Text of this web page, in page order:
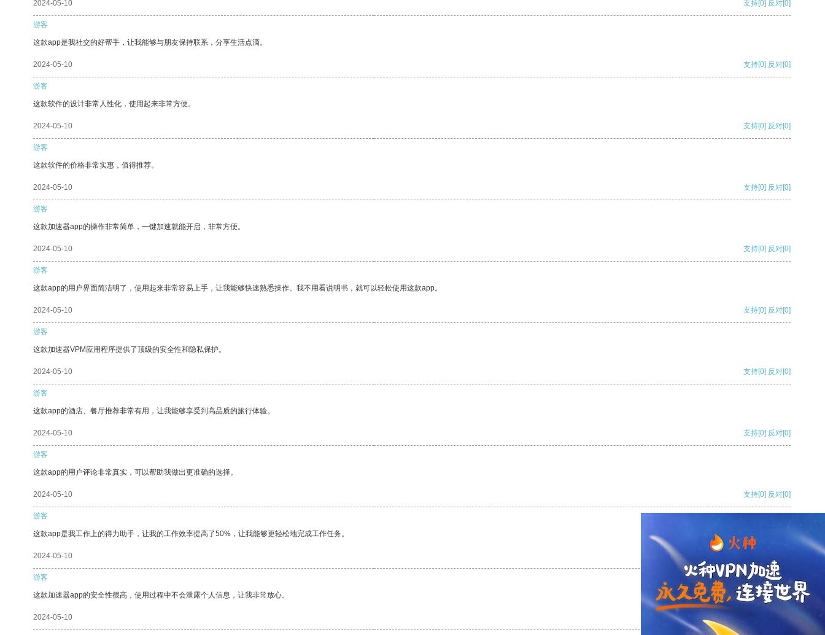
2024-05-10 支持[0] 反对[0]
游客
这款app是我社交的好帮手，让我能够与朋友保持联系，分享生活点滴。
2024-05-10 支持[0] 反对[0]
游客
这款软件的设计非常人性化，使用起来非常方便。
2024-05-10 支持[0] 反对[0]
游客
这款软件的价格非常实惠，值得推荐。
2024-05-10 支持[0] 反对[0]
游客
这款加速器app的操作非常简单，一键加速就能开启，非常方便。
2024-05-10 支持[0] 反对[0]
游客
这款app的用户界面简洁明了，使用起来非常容易上手，让我能够快速熟悉操作。我不用看说明书，就可以轻松使用这款app。
2024-05-10 支持[0] 反对[0]
游客
这款加速器VPM应用程序提供了顶级的安全性和隐私保护。
2024-05-10 支持[0] 反对[0]
游客
这款app的酒店、餐厅推荐非常有用，让我能够享受到高品质的旅行体验。
2024-05-10 支持[0] 反对[0]
游客
这款app的用户评论非常真实，可以帮助我做出更准确的选择。
2024-05-10 支持[0] 反对[0]
游客
这款app是我工作上的得力助手，让我的工作效率提高了50%，让我能够更轻松地完成工作任务。
2024-05-10
游客
这款加速器app的安全性很高，使用过程中不会泄露个人信息，让我非常放心。
2024-05-10 反对